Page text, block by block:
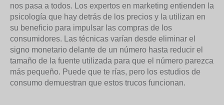
nos pasa a todos. Los expertos en marketing entienden la
psicología que hay detrás de los precios y la utilizan en
su beneficio para impulsar las compras de los
consumidores. Las técnicas varían desde eliminar el
signo monetario delante de un número hasta reducir el
tamaño de la fuente utilizada para que el número parezca
más pequeño. Puede que te rías, pero los estudios de
consumo demuestran que estos trucos funcionan.